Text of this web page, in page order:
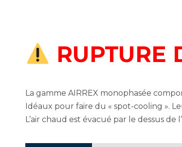
RUPTURE
La gamme AIRREX monophasée
Idéaux pour faire du « spot-cooling ».
L’air chaud est évacué par le dessus